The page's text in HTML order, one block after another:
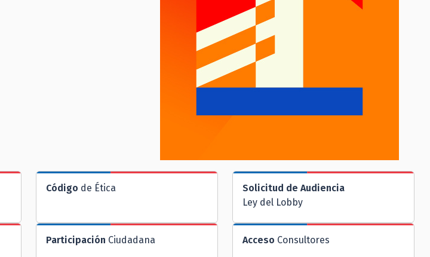
Código de Ética
Solicitud de Audiencia
Ley del Lobby
Participación Ciudadana Acceso Consultores